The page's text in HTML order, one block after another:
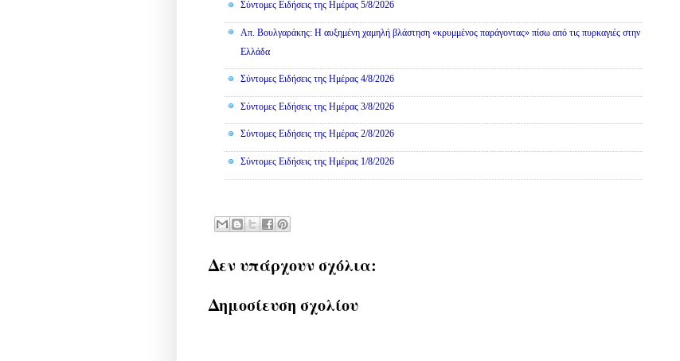
Σύντομες Ειδήσεις της Ημέρας 5/8/2026
Απ. Βουλγαράκης: Η αυξημένη χαμηλή βλάστηση «κρυμμένος παράγοντας» πίσω από τις πυρκαγιές στην
Ελλάδα
Σύντομες Ειδήσεις της Ημέρας 4/8/2026
Σύντομες Ειδήσεις της Ημέρας 3/8/2026
Σύντομες Ειδήσεις της Ημέρας 2/8/2026
Σύντομες Ειδήσεις της Ημέρας 1/8/2026
Δεν υπάρχουν σχόλια:
Δημοσίευση σχολίου